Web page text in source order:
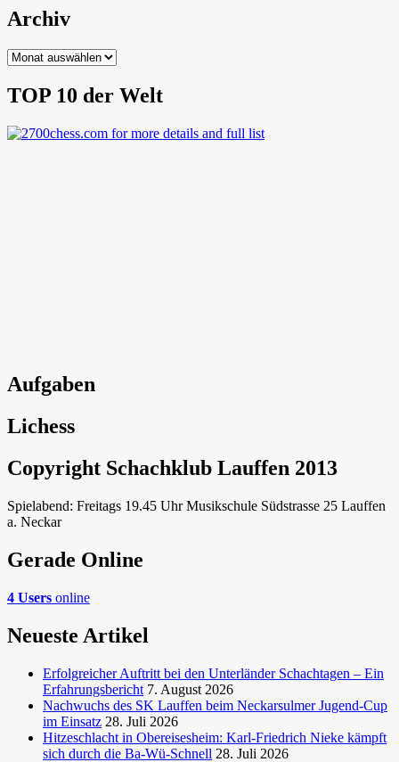
Archiv
Archiv
TOP 10 der Welt
Aufgaben
Lichess
Copyright Schachklub Lauffen 2013
Spielabend: Freitags 19.45 Uhr Musikschule Südstrasse 25 Lauffen
a. Neckar
Gerade Online
4 Users online
Neueste Artikel
Erfolgreicher Auftritt bei den Unterländer Schachtagen – Ein
Erfahrungsbericht 7. August 2026
Nachwuchs des SK Lauffen beim Neckarsulmer Jugend-Cup
im Einsatz 28. Juli 2026
Hitzeschlacht in Obereisesheim: Karl-Friedrich Nieke kämpft
sich durch die Ba-Wü-Schnell 28. Juli 2026